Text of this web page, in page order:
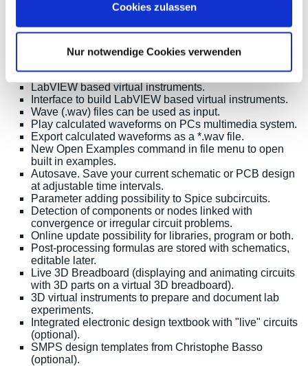
Cookies zulassen
Nur notwendige Cookies verwenden
Execution time measurement and statistics for Transient
Analysis.
Hyperlinks can be added to schematics and to the
diagram window.
Application examples from Texas Instruments.
LabVIEW based virtual instruments.
Interface to build LabVIEW based virtual instruments.
Wave (.wav) files can be used as input.
Play calculated waveforms on PCs multimedia system.
Export calculated waveforms as a *.wav file.
New Open Examples command in file menu to open
built in examples.
Autosave. Save your current schematic or PCB design
at adjustable time intervals.
Parameter adding possibility to Spice subcircuits.
Detection of components or nodes linked with
convergence or irregular circuit problems.
Online update possibility for libraries, program or both.
Post-processing formulas are stored with schematics,
editable later.
Live 3D Breadboard (displaying and animating circuits
with 3D parts on a virtual 3D breadboard).
3D virtual instruments to prepare and document lab
experiments.
Integrated electronic design textbook with "live" circuits
(optional).
SMPS design templates from Christophe Basso
(optional).